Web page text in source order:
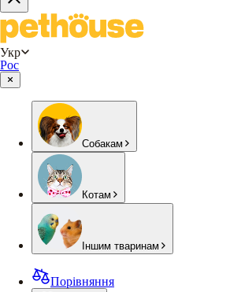
Укр
Рос
Собакам
Котам
Іншим тваринам
Порівняння